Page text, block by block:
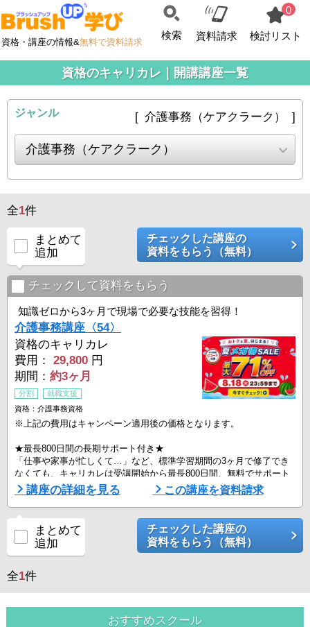
資格・講座の情報&無料で資料請求
検索 資料請求
0
検討リスト
資格のキャリカレ｜開講講座一覧
ジャンル [ 介護事務（ケアクラーク） ]
全1件
まとめて
追加
チェックした講座の
資料をもらう（無料）
チェックして資料をもらう
知識ゼロから3ヶ月で現場で必要な技能を習得！
介護事務講座〈54〉
資格のキャリカレ
費用：
29,800 円
期間： 約3ヶ月
分割
就職支援
資格：介護事務資格
※上記の費用はキャンペーン適用後の価格となります。
★最長800日間の長期サポート付き★
「仕事や家事が忙しくて…」など、標準学習期間の3ヶ月で修了でき
なくても、キャリカレは受講開始から最長800日間、無料でサポート
いたします。もちろん、わずらわしい手続きは一切不要。ゆっくり勉
強したい方や少しずつしか勉強できない方でも、安心して学習をお進
めいただけます。
利用者に介護サービスを提供した事業所や施設が、国や自治体へ介護
報酬を請求するための事務処理を行うのが、「介護事務」の主なお仕
介 ...
講座の詳細を見る この講座を資料請求
まとめて
追加
チェックした講座の
資料をもらう（無料）
全1件
おすすめスクール